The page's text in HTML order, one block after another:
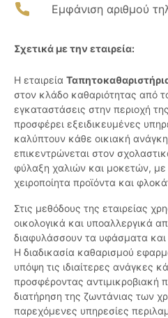
Εμφάνιση αριθμού
Σχετικά με την εταιρεία:
Η εταιρεία
στον κλάδο καθαριότητας από
εγκαταστάσεις στην περιοχή
προσφέρει εξειδικευμένες
καλύπτουν κάθε οικιακή
επικεντρώνεται στον
φύλαξη χαλιών και μοκετών, με
χειροποίητα προϊόντα και
Στις μεθόδους της εταιρείας
οικολογικά και υποαλλεργικά
διαφυλάσσουν τα υφάσματα και
Η διαδικασία καθαρισμού
υπόψη τις ιδιαίτερες ανάγκες
προσφέροντας αντιμικροβιακή
διατήρηση της ζωντάνιας των
παρεχόμενες υπηρεσίες